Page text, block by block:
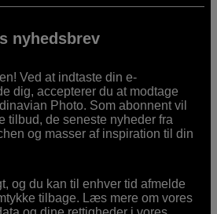
nyhedsbrev
Ved at indtaste din e-
dig, accepterer du at modtage
Photo. Som abonnent vil
tilbud, de seneste nyheder fra
og masser af inspiration til din
og du kan til enhver tid afmelde
tilbage. Læs mere om vores